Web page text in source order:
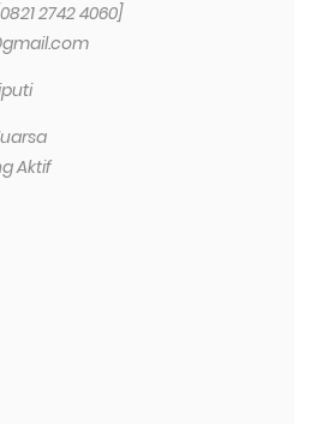
2742 4060]
Aktif